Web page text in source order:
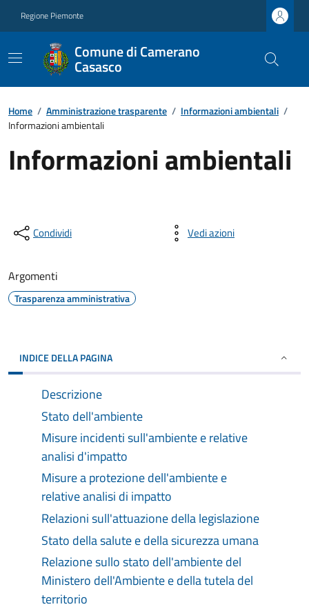
Regione Piemonte
Comune di Camerano
Casasco
Home / Amministrazione trasparente / Informazioni ambientali /
Informazioni ambientali
Informazioni ambientali
Condividi Vedi azioni
Argomenti
Trasparenza amministrativa
INDICE DELLA PAGINA
Descrizione
Stato dell'ambiente
Misure incidenti sull'ambiente e relative
analisi d'impatto
Misure a protezione dell'ambiente e
relative analisi di impatto
Relazioni sull'attuazione della legislazione
Stato della salute e della sicurezza umana
Relazione sullo stato dell'ambiente del
Ministero dell'Ambiente e della tutela del
territorio